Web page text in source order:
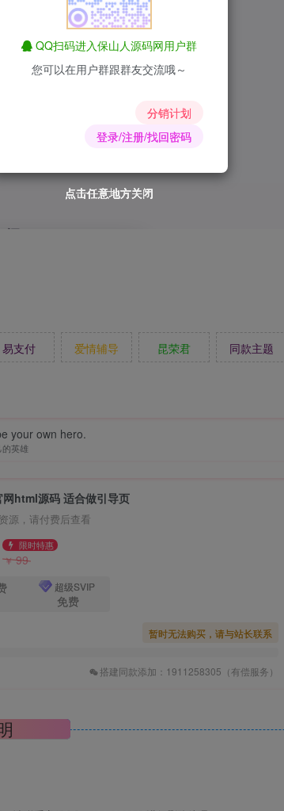
易支付 爱情辅导 昆荣君 同款主题
your own hero.
英雄
网html源码 适合做引导页
源，请付费后查看
限时特惠
￥99
超级SVIP
免费
暂时无法购买，请与站长联系
搭建同款添加：1911258305（有偿服务）
点击任意地方关闭
点击任意地方关闭
点击任意地方关闭
点击任意地方关闭
点击任意地方关闭
点击任意地方关闭
点击任意地方关闭
QQ扫码进入保山人源码网用户群
您可以在用户群跟群友交流哦～
分销计划
登录/注册/找回密码